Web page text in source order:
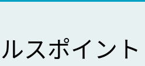
スポイント